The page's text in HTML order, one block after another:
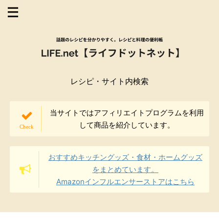
レシピ・サイト内検索
当サイトではアフィリエイトプログラムを利用
して商品を紹介しています。
おすすめキッチングッズ・食材・ホームグッズ
をまとめています。
Amazonインフルエンサーストアはこちら